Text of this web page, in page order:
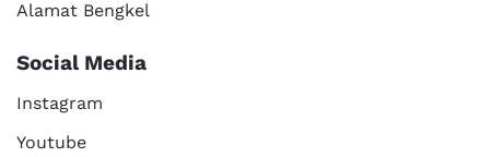
Alamat Bengkel
Social Media
Instagram
Youtube